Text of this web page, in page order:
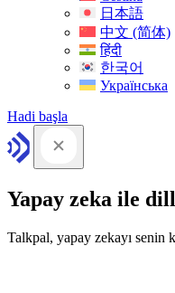
日本語
中文 (简体)
हिंदी
한국어
Українська
Hadi başla
Yapay zeka ile
Talkpal, yapay zekayı senin